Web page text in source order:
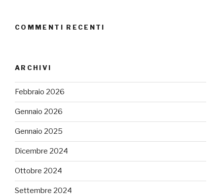
COMMENTI RECENTI
ARCHIVI
Febbraio 2026
Gennaio 2026
Gennaio 2025
Dicembre 2024
Ottobre 2024
Settembre 2024